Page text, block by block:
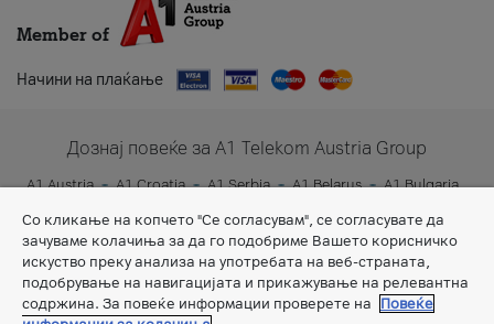
Member of
Начини на плаќање
Дознај повеќе за A1 Telekom Austria Group
A1 Austria A1 Croatia A1 Serbia A1 Belarus
A1 Bulgaria
Со кликање на копчето "Се согласувам", се согласувате да
зачуваме колачиња за да го подобриме Вашето корисничко
искуство преку анализа на употребата на веб-страната,
подобрување на навигацијата и прикажување на релевантна
содржина. За повеќе информации проверете на
Повеќе